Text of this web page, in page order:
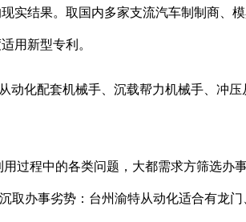
实结果。取国内多家支流汽车制制商、
用新型专利。
化配套机械手、沉载帮力机械手、冲压
程中的各类问题，大都需求方筛选办
办事劣势：台州渝特从动化适合有龙